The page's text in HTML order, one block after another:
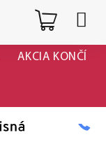
AKCIA KONČÍ